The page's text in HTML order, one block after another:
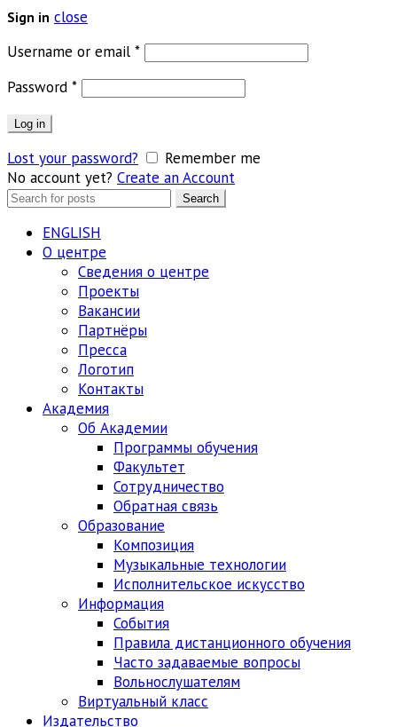
Sign in close
Username or email *Обязательно
Password *Обязательно
Log in
Lost your password?
Remember me
No account yet? Create an Account
Search
Search
ENGLISH
О центре
Сведения о центре
Проекты
Вакансии
Партнёры
Пресса
Логотип
Контакты
Академия
Об Академии
Программы обучения
Факультет
Сотрудничество
Обратная связь
Образование
Композиция
Музыкальные технологии
Исполнительское искусство
Информация
События
Правила дистанционного обучения
Часто задаваемые вопросы
Вольнослушателям
Виртуальный класс
Издательство